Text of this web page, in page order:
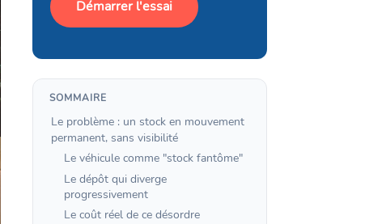
Démarrer l'essai
SOMMAIRE
Le problème : un stock en mouvement
permanent, sans visibilité
Le véhicule comme "stock fantôme"
Le dépôt qui diverge
progressivement
Le coût réel de ce désordre